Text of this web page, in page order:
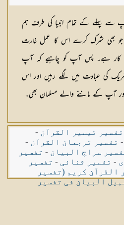
سے پہلے کے تمام انبیا کی طرف ہم
بھی شرک کرے اس کا عمل غارت
کار ہے۔ پس آپ کو چاہیے کہ آپ
کی عبادت میں لگے رہیں اور اس
آپ کے ماننے والے مسلمان بھی۔
تفسیر تیسیر القرآن -
- تفسیر ترجمان القرآن -
سراج البیان - تفسیر
- تفسیر ثنائی - تفسیر
القرآن کریم (تفسیر
البیان فی تفسیر